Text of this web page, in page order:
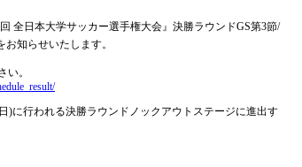
回 全日本大学サッカー選手権大会』決勝ラウンドGS第3節/
知らせいたします。
い。
)に行われる決勝ラウンドノックアウトステージに進出す